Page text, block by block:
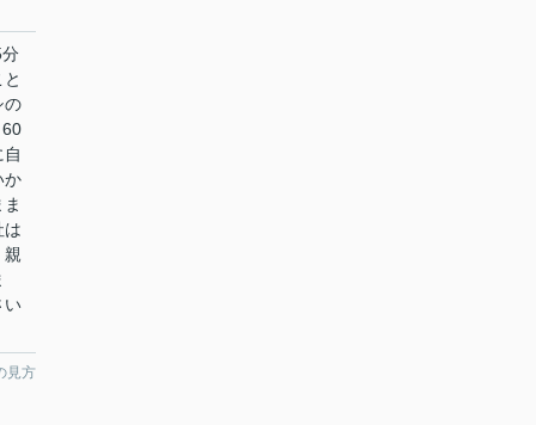
の
か
は
親
い
見方